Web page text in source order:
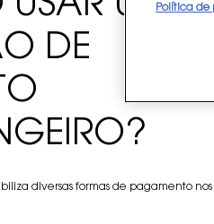
DE
diversas formas de pagamento
Política